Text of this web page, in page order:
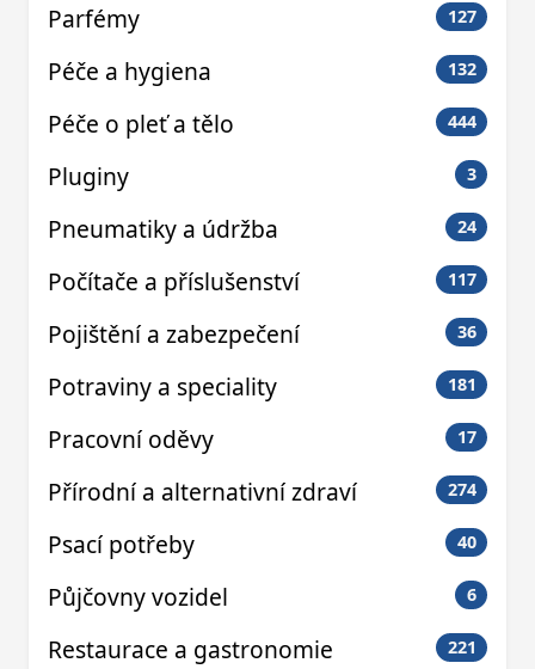
Parfémy 127
Péče a hygiena 132
Péče o pleť a tělo 444
Pluginy 3
Pneumatiky a údržba 24
Počítače a příslušenství 117
Pojištění a zabezpečení 36
Potraviny a speciality 181
Pracovní oděvy 17
Přírodní a alternativní zdraví 274
Psací potřeby 40
Půjčovny vozidel 6
Restaurace a gastronomie 221